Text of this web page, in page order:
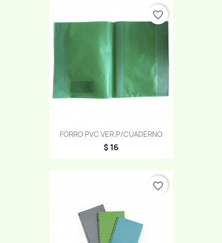
FORRO PVC VER.P/CUADERNO
$ 16
favorite_border
favorite_border